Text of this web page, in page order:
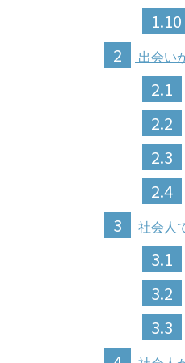
1.10
2 出会い
2.1
2.2
2.3
2.4
3 社会人
3.1
3.2
3.3